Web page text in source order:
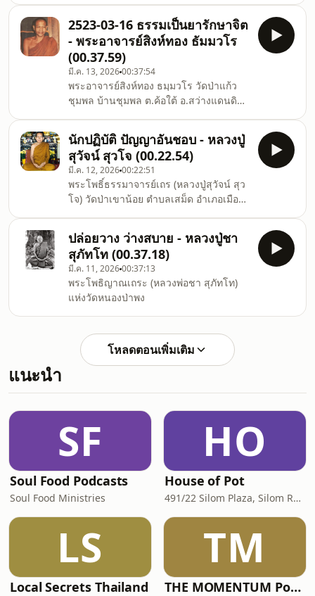
2523-03-16 ธรรมเป็นยารักษาจิต
- พระอาจารย์สิงห์ทอง ธัมมวโร
(00.37.59)
มี.ค. 13, 202600:37:54
พระอาจารย์สิงห์ทอง ธมฺมวโร วัดป่าแก้ว
ชุมพล บ้านชุมพล ต.ค้อใต้ อ.สว่างแดนดิน
นักปฏิบัติ ปัญญาอันชอบ - หลวงปู่
สุวัจน์ สุวโจ (00.22.54)
มี.ค. 12, 202600:22:51
พระโพธิ์ธรรมาจารย์เถร (หลวงปู่สุวัจน์ สุว
โจ) วัดป่าเขาน้อย ตำบลเสม็ด อำเภอเมือง
ปล่อยวาง ว่างสบาย - หลวงปู่ชา
สุภัทโท (00.37.18)
มี.ค. 11, 202600:37:13
พระโพธิญาณเถระ (หลวงพ่อชา สุภัทโท)
แห่งวัดหนองป่าพง
โหลดตอนเพิ่มเติม
แนะนำ
SF
Soul Food Podcasts
Soul Food Ministries
HO
House of Pot
491/22 Silom Plaza, Silom Rd, Silom, Bang Rak, Bangkok, Thailand, 10500
LS
Local Secrets Thailand
TM
THE MOMENTUM Podcast